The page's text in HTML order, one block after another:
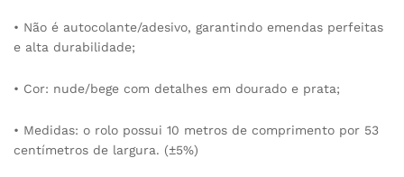
• Não é autocolante/adesivo, garantindo emendas perfeitas
e alta durabilidade;
• Cor: nude/bege com detalhes em dourado e prata;
• Medidas: o rolo possui 10 metros de comprimento por 53
centímetros de largura. (±5%)